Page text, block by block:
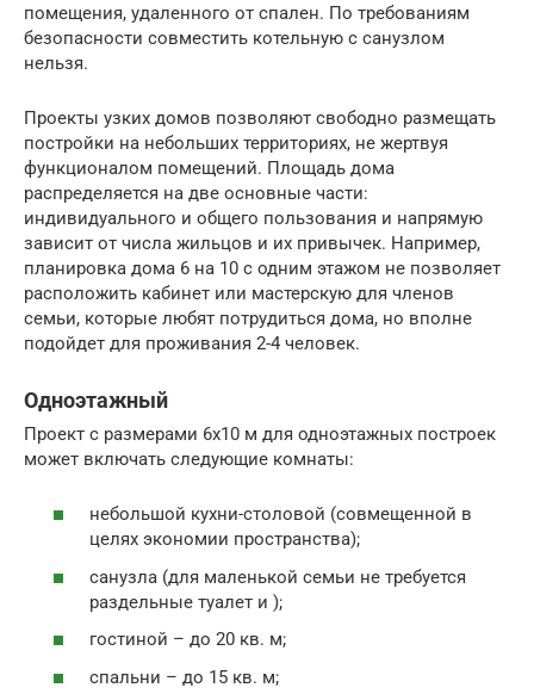
помещения, удаленного от спален. По требованиям
безопасности совместить котельную с санузлом
нельзя.
Проекты узких домов позволяют свободно размещать
постройки на небольших территориях, не жертвуя
функционалом помещений. Площадь дома
распределяется на две основные части:
индивидуального и общего пользования и напрямую
зависит от числа жильцов и их привычек. Например,
планировка дома 6 на 10 с одним этажом не позволяет
расположить кабинет или мастерскую для членов
семьи, которые любят потрудиться дома, но вполне
подойдет для проживания 2-4 человек.
Одноэтажный
Проект с размерами 6х10 м для одноэтажных построек
может включать следующие комнаты:
небольшой кухни-столовой (совмещенной в
целях экономии пространства);
санузла (для маленькой семьи не требуется
раздельные туалет и );
гостиной – до 20 кв. м;
спальни – до 15 кв. м;